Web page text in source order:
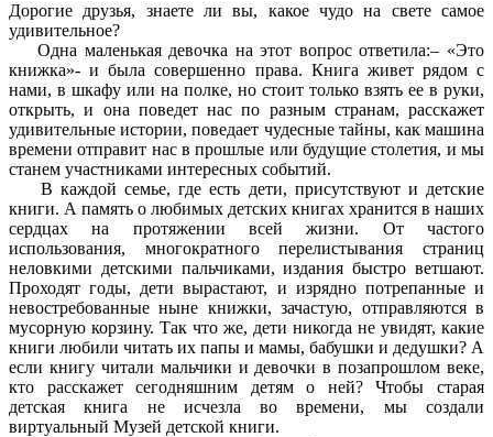
Дорогие друзья, знаете ли вы, какое чудо на свете самое
удивительное?
Одна маленькая девочка на этот вопрос ответила:– «Это
книжка»- и была совершенно права. Книга живет рядом с
нами, в шкафу или на полке, но стоит только взять ее в руки,
открыть, и она поведет нас по разным странам, расскажет
удивительные истории, поведает чудесные тайны, как машина
времени отправит нас в прошлые или будущие столетия, и мы
станем участниками интересных событий.
В каждой семье, где есть дети, присутствуют и детские
книги. А память о любимых детских книгах хранится в наших
сердцах на протяжении всей жизни. От частого
использования, многократного перелистывания страниц
неловкими детскими пальчиками, издания быстро ветшают.
Проходят годы, дети вырастают, и изрядно потрепанные и
невостребованные ныне книжки, зачастую, отправляются в
мусорную корзину. Так что же, дети никогда не увидят, какие
книги любили читать их папы и мамы, бабушки и дедушки? А
если книгу читали мальчики и девочки в позапрошлом веке,
кто расскажет сегодняшним детям о ней? Чтобы старая
детская книга не исчезла во времени, мы создали
виртуальный Музей детской книги.